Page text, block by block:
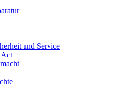
und Service
Act